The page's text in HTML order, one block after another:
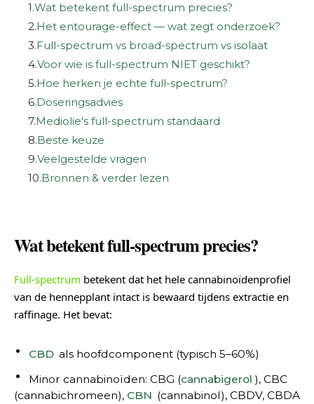
1.Wat betekent full-spectrum precies?
2.Het entourage-effect — wat zegt onderzoek?
3.Full-spectrum vs broad-spectrum vs isolaat
4.Voor wie is full-spectrum NIET geschikt?
5.Hoe herken je echte full-spectrum?
6.Doseringsadvies
7.Mediolie's full-spectrum standaard
8.Beste keuze
9.Veelgestelde vragen
10.Bronnen & verder lezen
Wat betekent full-spectrum precies?
Full-spectrum betekent dat het hele cannabinoïdenprofiel
van de hennepplant intact is bewaard tijdens extractie en
raffinage. Het bevat:
CBD als hoofdcomponent (typisch 5–60%)
Minor cannabinoïden: CBG (cannabigerol ), CBC
(cannabichromeen), CBN (cannabinol), CBDV, CBDA